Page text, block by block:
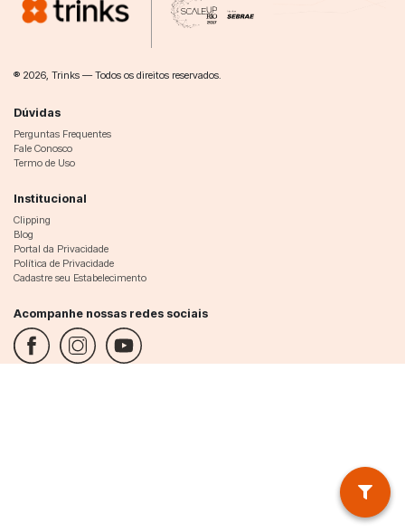
® 2026, Trinks — Todos os direitos reservados.
Dúvidas
Perguntas Frequentes
Fale Conosco
Termo de Uso
Institucional
Clipping
Blog
Portal da Privacidade
Política de Privacidade
Cadastre seu Estabelecimento
Acompanhe nossas redes sociais